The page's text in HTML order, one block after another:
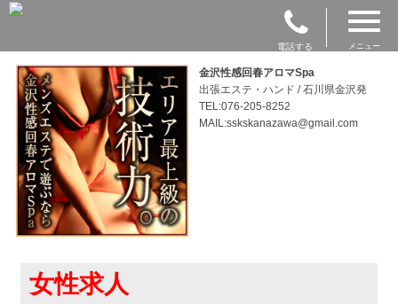
電話する メニュー
金沢性感回春アロマSpa
出張エステ・ハンド / 石川県金沢発
TEL:076-205-8252
MAIL:sskskanazawa@gmail.com
女性求人